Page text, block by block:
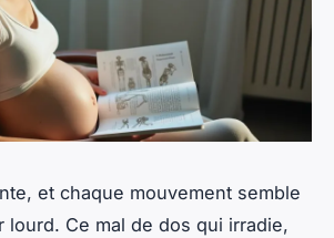
et chaque mouvement semble
lourd. Ce mal de dos qui irradie,